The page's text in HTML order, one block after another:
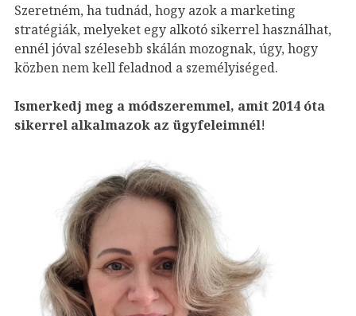
Szeretném, ha tudnád, hogy azok a marketing
stratégiák, melyeket egy alkotó sikerrel használhat,
ennél jóval szélesebb skálán mozognak, úgy, hogy
közben nem kell feladnod a személyiséged.
Ismerkedj meg a módszeremmel, amit 2014 óta
sikerrel alkalmazok az ügyfeleimnél!